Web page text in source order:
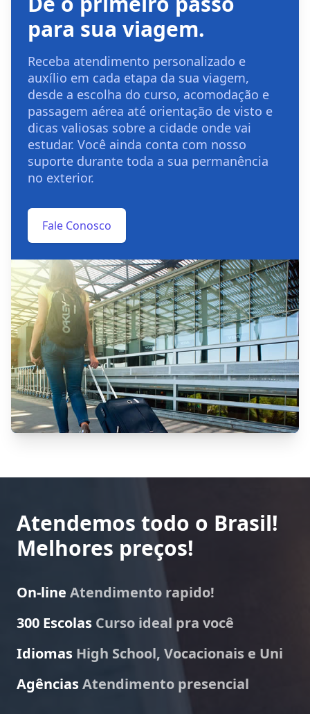
para sua viagem.
Receba atendimento personalizado e
auxílio em cada etapa da sua viagem,
desde a escolha do curso, acomodação e
passagem aérea até orientação de visto e
dicas valiosas sobre a cidade onde vai
estudar. Você ainda conta com nosso
suporte durante toda a sua permanência
no exterior.
Fale Conosco
Atendemos todo o Brasil!
Melhores preços!
On-line Atendimento rapido!
300 Escolas Curso ideal pra você
Idiomas High School, Vocacionais e Uni
AgênciasAtendimento presencial